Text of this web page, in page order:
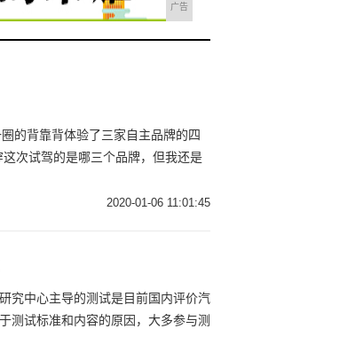
广告
的背靠背体验了三家自主品牌的四
次试驾的是哪三个品牌，但我还是
2020-01-06 11:01:45
究中心主导的测试是目前国内评价汽
测试标准和内容的原因，大多参与测